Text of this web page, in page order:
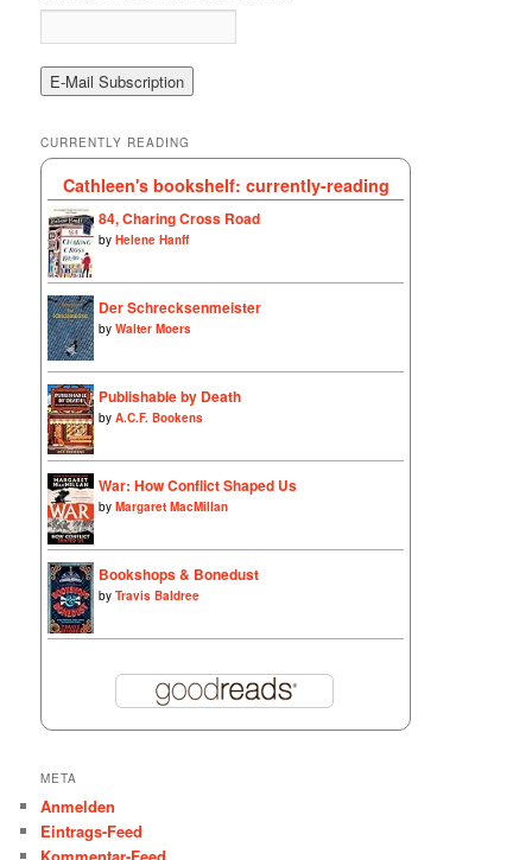
CURRENTLY READING
Cathleen's bookshelf: currently-reading
84, Charing Cross Road
byHelene Hanff
Der Schrecksenmeister
byWalter Moers
Publishable by Death
byA.C.F. Bookens
War: How Conflict Shaped Us
byMargaret MacMillan
Bookshops & Bonedust
byTravis Baldree
META
Anmelden
Eintrags-Feed